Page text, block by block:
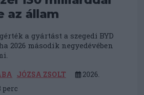
az állam
a gyártást a szegedi BYD
2026 második negyedévében
JÓZSA ZSOLT
2026.
perc